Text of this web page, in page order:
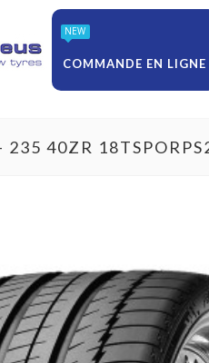
NEW
COMMANDE EN LIGNE
235 40ZR